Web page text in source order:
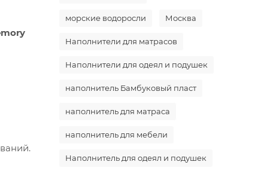
морские водоросли Москва
Наполнители для матрасов
Наполнители для одеял и подушек
наполнитель Бамбуковый пласт
наполнитель для матраса
наполнитель для мебели
Наполнитель для одеял и подушек